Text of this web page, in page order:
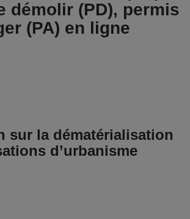
démolir (PD), permis
(PA) en ligne
sur la dématérialisation
d’urbanisme